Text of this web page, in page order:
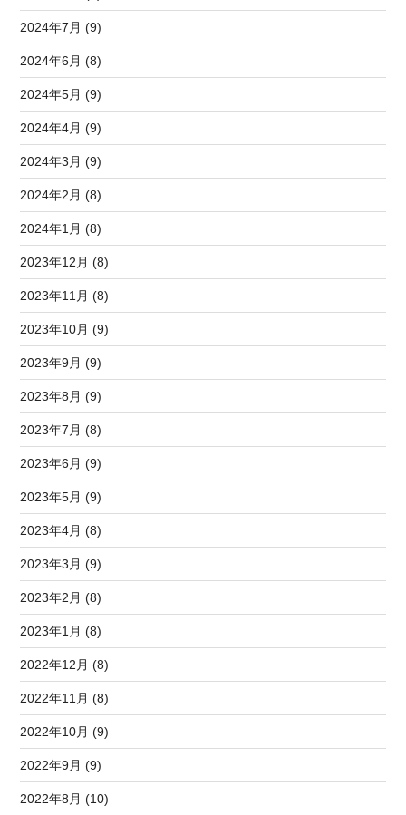
2024年7月 (9)
2024年6月 (8)
2024年5月 (9)
2024年4月 (9)
2024年3月 (9)
2024年2月 (8)
2024年1月 (8)
2023年12月 (8)
2023年11月 (8)
2023年10月 (9)
2023年9月 (9)
2023年8月 (9)
2023年7月 (8)
2023年6月 (9)
2023年5月 (9)
2023年4月 (8)
2023年3月 (9)
2023年2月 (8)
2023年1月 (8)
2022年12月 (8)
2022年11月 (8)
2022年10月 (9)
2022年9月 (9)
2022年8月 (10)